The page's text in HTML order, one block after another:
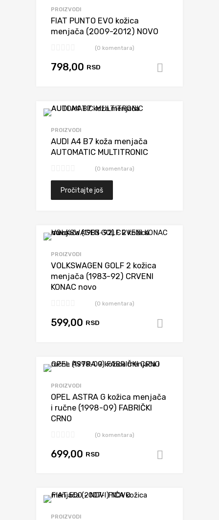
PROIZVODI
FIAT PUNTO EVO kožica
menjača (2009-2012) NOVO
(0 komentara)
798,00 RSD
PROIZVODI
AUDI A4 B7 koža menjača
AUTOMATIC MULTITRONIC
(0 komentara)
Pročitajte još
PROIZVODI
VOLKSWAGEN GOLF 2 kožica
menjača (1983-92) CRVENI
KONAC novo
(0 komentara)
599,00 RSD
PROIZVODI
OPEL ASTRA G kožica menjača
i ručne (1998-09) FABRIČKI
CRNO
(0 komentara)
699,00 RSD
PROIZVODI